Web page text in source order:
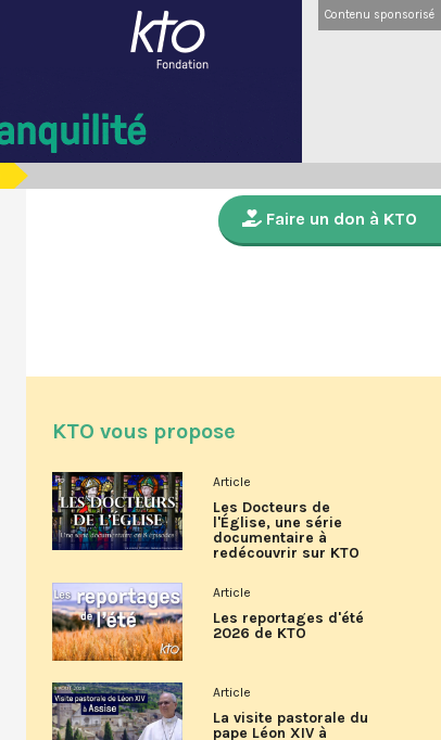
Contenu sponsorisé
Faire un don à KTO
KTO vous propose
Article
Les Docteurs de
l'Église, une série
documentaire à
redécouvrir sur KTO
Article
Les reportages d'été
2026 de KTO
Article
La visite pastorale du
pape Léon XIV à